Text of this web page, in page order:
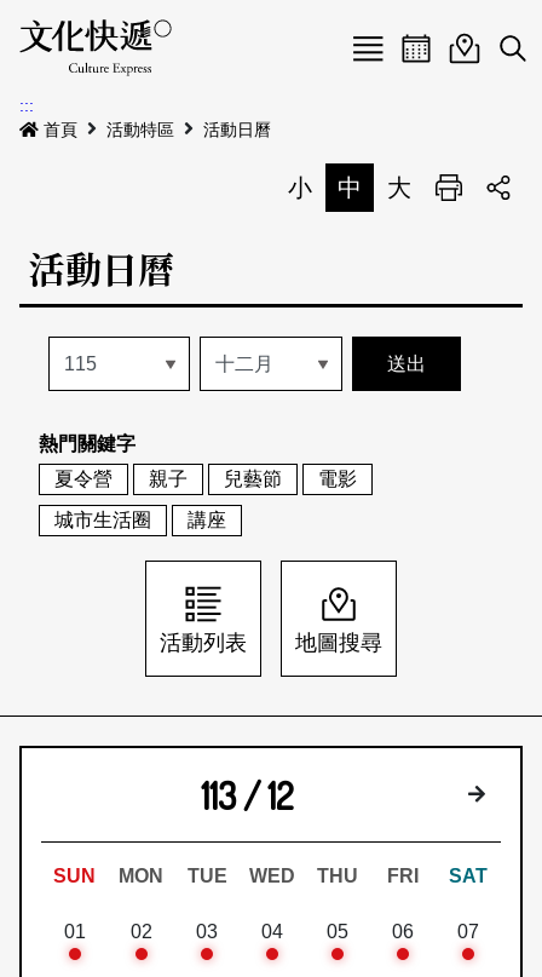
Menu
最新公告
本期專題
歷史專題
活動特區
活動列表
地圖搜尋
關於我們
關於我們
刊物索取地點
會員基本資料
刊登活動
網站導覽 English
日本語 登入/註冊
活動日曆活動地圖
展
:::
首頁
活動特區 活動日曆
小 中 大 列印
活動日曆
熱門關鍵字
夏令營
親子 兒藝節
電影
城市生活圈
講座
活動列表 地圖搜尋
113 / 12 下個月
SUN MON TUE WED THU FRI SAT
01 02 03 04 05 06 07